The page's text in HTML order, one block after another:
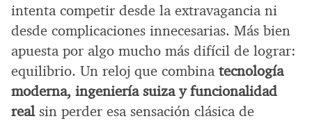
intenta competir desde la extravagancia ni
desde complicaciones innecesarias. Más bien
apuesta por algo mucho más difícil de lograr:
equilibrio. Un reloj que combina tecnología
moderna, ingeniería suiza y funcionalidad
realsin perder esa sensación clásica de